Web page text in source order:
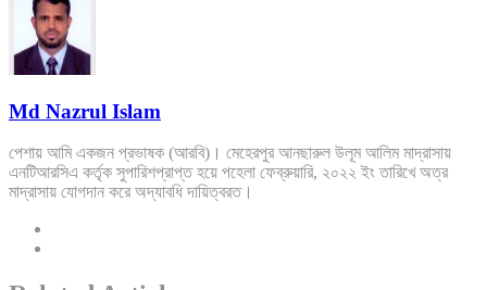
Md Nazrul Islam
পেশায় আমি একজন প্রভাষক (আরবি)। মেহেরপুর আনছারুল উলূম আলিম মাদ্রাসায়
এনটিআরসিএ কর্তৃক সুপারিশপ্রাপ্ত হয়ে পহেলা ফেব্রুয়ারি, ২০২২ ইং তারিখে অত্র
মাদ্রাসায় যোগদান করে অদ্যাবধি দায়িত্বরত।